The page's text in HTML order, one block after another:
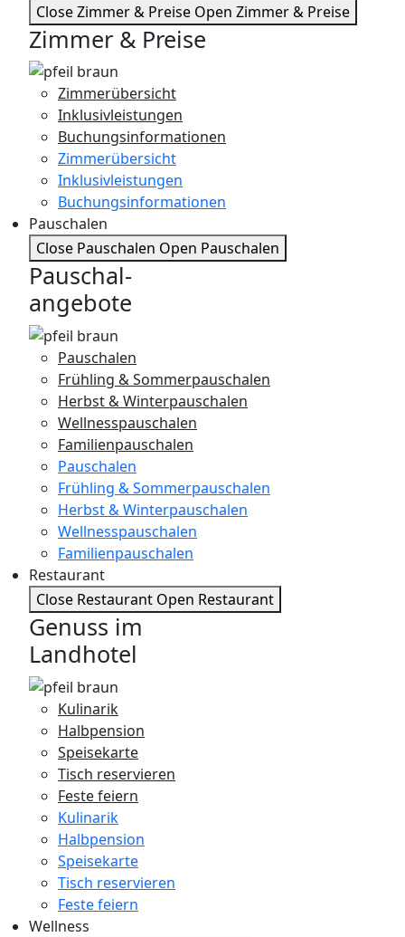
Close Zimmer & Preise Open Zimmer & Preise
Zimmer & Preise
Zimmerübersicht
Inklusivleistungen
Buchungsinformationen
Zimmerübersicht
Inklusivleistungen
Buchungsinformationen
Pauschalen
Close Pauschalen Open Pauschalen
Pauschal-
angebote
Pauschalen
Frühling & Sommerpauschalen
Herbst & Winterpauschalen
Wellnesspauschalen
Familienpauschalen
Pauschalen
Frühling & Sommerpauschalen
Herbst & Winterpauschalen
Wellnesspauschalen
Familienpauschalen
Restaurant
Close Restaurant Open Restaurant
Genuss im
Landhotel
Kulinarik
Halbpension
Speisekarte
Tisch reservieren
Feste feiern
Kulinarik
Halbpension
Speisekarte
Tisch reservieren
Feste feiern
Wellness